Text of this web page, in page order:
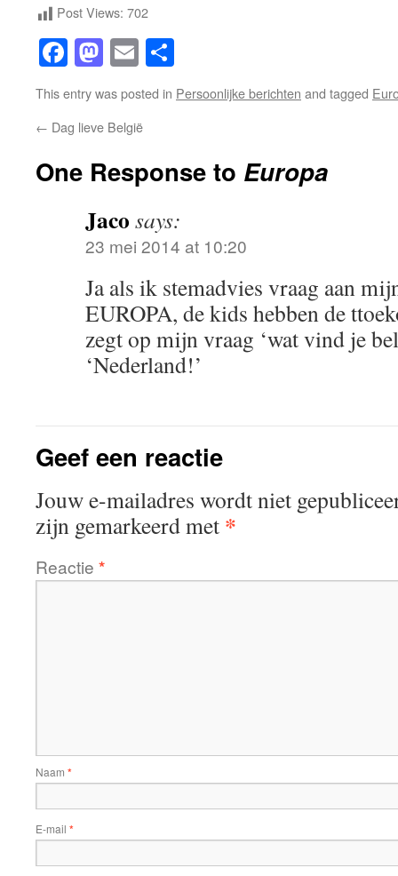
Post Views: 702
Facebook
Mastodon
Email
This entry was posted in Persoonlijke berichten and tagged
← Dag lieve België
One Response to Europa
Jaco says:
23 mei 2014 at 10:20
Ja als ik stemadvies vraag aan
EUROPA, de kids hebben de
zegt op mijn vraag ‘wat vind je
‘Nederland!’
Geef een reactie
Jouw e-mailadres wordt niet
zijn gemarkeerd met *
Reactie *
Naam *
E-mail *